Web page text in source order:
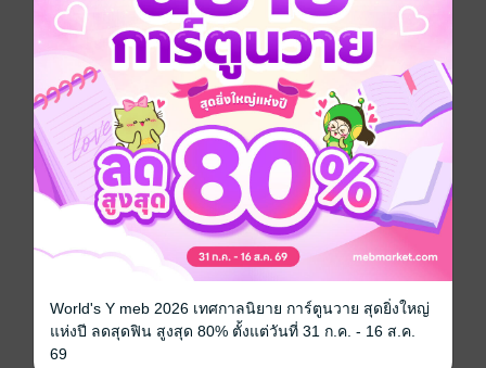
World's Y meb 2026 เทศกาลนิยาย การ์ตูนวาย สุดยิ่งใหญ่
แห่งปี ลดสุดฟิน สูงสุด 80% ตั้งแต่วันที่ 31 ก.ค. - 16 ส.ค.
69